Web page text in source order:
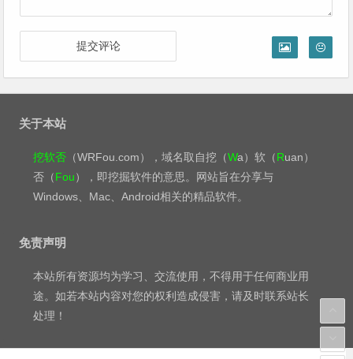
关于本站
挖软否 （WRFou.com），域名取自挖（Wa）软（Ruan）
否（Fou），即挖掘软件的意思。网站旨在分享与
Windows、Mac、Android相关的精品软件。
免责声明
本站所有资源均为学习、交流使用，不得用于任何商业用
途。如若本站内容对您的权利造成侵害，请及时联系站长
处理！